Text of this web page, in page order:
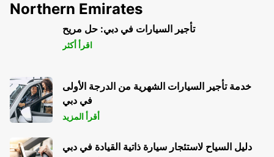
Northern Emirates
تأجير السيارات في دبي: حل مريح
اقرأ أكثر
خدمة تأجير السيارات الشهرية من الدرجة الأولى
في دبي
أقرأ المزيد
دليل السياح لاستئجار سيارة ذاتية القيادة في دبي